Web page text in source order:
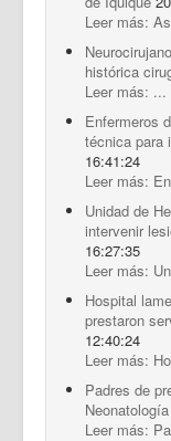
Leer más:
histórica
Leer más: ...
Enfermeros
técnica para
16:41:24
Leer más:
Unidad de
intervenir
16:27:35
Leer más:
Hospital
prestaron
12:40:24
Leer más:
Padres de
Neonatología
Leer más: